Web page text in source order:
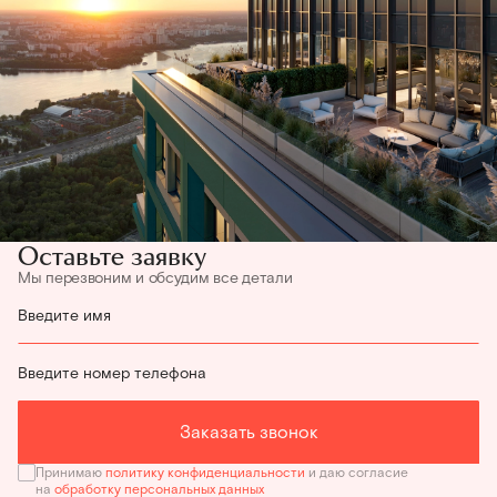
Оставьте заявку
Мы перезвоним и обсудим все детали
Введите имя
Введите номер телефона
Заказать звонок
Принимаю политику конфиденциальности и даю согласие
на обработку персональных данных